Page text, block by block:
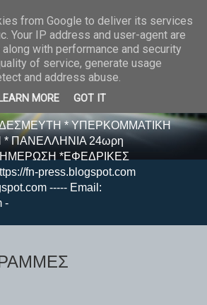
R E S S -
* ΥΠΕΡΚΟΜΜΑΤΙΚΗ
* ΠΑΝΕΛΛΗΝΙΑ 24ωρη
*ΕΦΕΔΡΙΚΕΣ
fn-press.blogspot.com
----- Email:
-
from Google to deliver its services
Your IP address and user-agent are
with performance and security
of service, generate usage
and address abuse.
LEARN MORE GOT IT